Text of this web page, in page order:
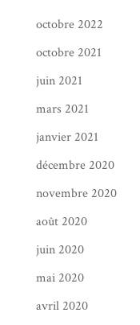
octobre 2022
octobre 2021
juin 2021
mars 2021
janvier 2021
décembre 2020
novembre 2020
août 2020
juin 2020
mai 2020
avril 2020